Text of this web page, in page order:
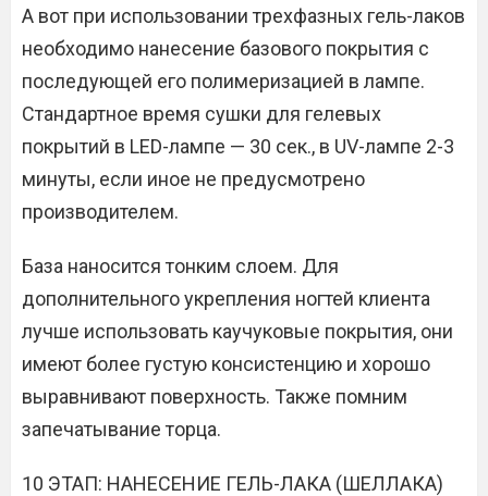
А вот при использовании трехфазных гель-лаков
необходимо нанесение базового покрытия с
последующей его полимеризацией в лампе.
Стандартное время сушки для гелевых
покрытий в LED-лампе — 30 сек., в UV-лампе 2-3
минуты, если иное не предусмотрено
производителем.
База наносится тонким слоем. Для
дополнительного укрепления ногтей клиента
лучше использовать каучуковые покрытия, они
имеют более густую консистенцию и хорошо
выравнивают поверхность. Также помним
запечатывание торца.
10 ЭТАП: НАНЕСЕНИЕ ГЕЛЬ-ЛАКА (ШЕЛЛАКА)